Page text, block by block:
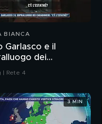
BIANCA
Garlasco e il
dei
| Rete 4
3 MIN